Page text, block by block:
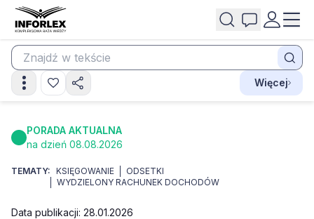
Więcej
PORADA AKTUALNA
na dzień 08.08.2026
TEMATY: KSIĘGOWANIE
ODSETKI
WYDZIELONY RACHUNEK DOCHODÓW
Data publikacji: 28.01.2026